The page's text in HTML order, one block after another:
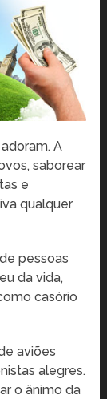
A
saborear
e
qualquer
pessoas
da vida,
casório
aviões
alegres.
o ânimo da